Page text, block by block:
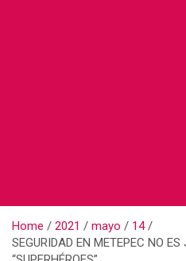
Home 2021 mayo
14
SEGURIDAD EN METEPEC NO